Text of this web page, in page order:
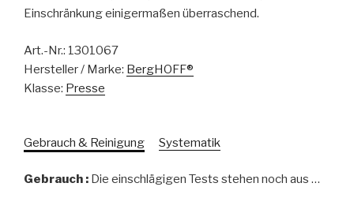
Einschränkung einigermaßen überraschend.
Art.-Nr.: 1301067
Hersteller / Marke: BergHOFF®
Klasse: Presse
Gebrauch & Reinigung Systematik
Gebrauch : Die einschlägigen Tests stehen noch aus …